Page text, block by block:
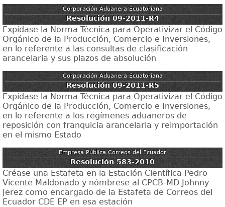
Corporación Aduanera Ecuatoriana
Resolución 09-2011-R4
Expídase la Norma Técnica para Operativizar el Código
Orgánico de la Producción, Comercio e Inversiones,
en lo referente a las consultas de clasificación
arancelaria y sus plazos de absolución
Corporación Aduanera Ecuatoriana
Resolución 09-2011-R5
Expídase la Norma Técnica para Operativizar el Código
Orgánico de la Producción, Comercio e Inversiones,
en lo referente a los regímenes aduaneros de
reposición con franquicia arancelaria y reimportación
en el mismo Estado
Empresa Pública Correos del Ecuador
Resolución 583-2010
Créase una Estafeta en la Estación Científica Pedro
Vicente Maldonado y nómbrese al CPCB-MD Johnny
Jerez como encargado de la Estafeta de Correos del
Ecuador CDE EP en esa estación